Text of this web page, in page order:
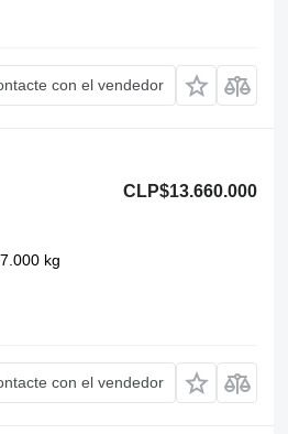
con el vendedor
CLP$13.660.000
7.000 kg
con el vendedor